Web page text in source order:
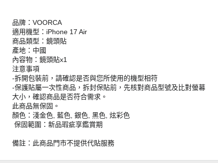
品牌：VOORCA
適用機型：iPhone 17 Air
商品類型：鏡頭貼
產地：中國
內容物：鏡頭貼x1
注意事項
-拆開包裝前，請確認是否與您所使用的機型相符
-保護貼屬一次性商品，拆封保貼前，先核對商品型號及比對螢幕
大小，確認商品是否符合需求。
此商品無保固。
顏色：淺金色, 藍色, 銀色, 黑色, 炫彩色
保固範圍：新品瑕疵享鑑賞期
備註：此商品門市不提供代貼服務